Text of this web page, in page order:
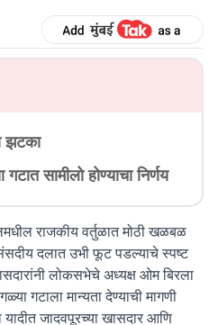
झटका
सामीलो होण्याचा निर्णय
राजकीय वर्तुळात मोठी खळबळ
दलात उभी फूट पडल्याचे स्पष्ट
लोकसभेचे अध्यक्ष ओम बिरला
गटाला मान्यता देण्याची मागणी
जादवपूरच्या खासदार आणि